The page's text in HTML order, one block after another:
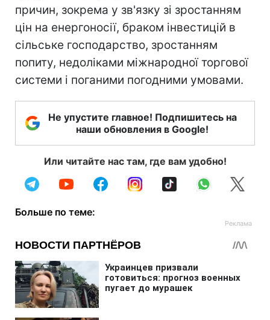
причин, зокрема у зв'язку зі зростанням
цін на енергоносії, браком інвестицій в
сільське господарство, зростанням
попиту, недоліками міжнародної торгової
системи і поганими погодними умовами.
Не упустите главное! Подпишитесь на
наши обновления в Google!
Или читайте нас там, где вам удобно!
Больше по теме: